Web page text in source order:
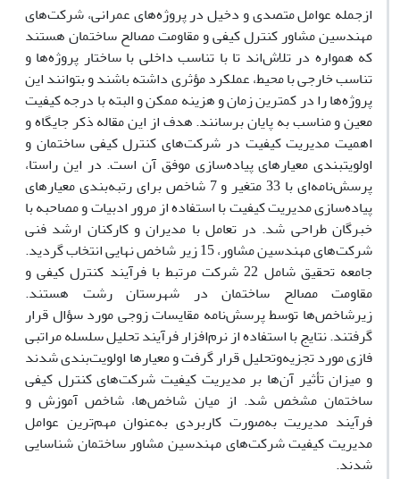
ازجمله عوامل متصدی و دخیل در پروژه‌های عمرانی، شرکت‌های
مهندسین مشاور کنترل کیفی و مقاومت مصالح ساختمان هستند
که همواره در تلاش‌اند تا با تناسب داخلی با ساختار پروژه‌ها و
تناسب خارجی با محیط، عملکرد مؤثری داشته باشند و بتوانند این
پروژه‌ها را در کمترین زمان و هزینه ممکن و البته با درجه کیفیت
معین و مناسب به پایان برسانند. هدف از این مقاله ذکر جایگاه و
اهمیت مدیریت کیفیت در شرکت‌های کنترل کیفی ساختمان و
اولویت­بندی معیارهای پیاده‌سازی موفق آن است. در این راستا،
پرسش‌نامه‌ای با 33 متغیر و 7 شاخص برای رتبه‌بندی معیارهای
پیاده‌سازی مدیریت کیفیت با استفاده از مرور ادبیات و مصاحبه با
خبرگان طراحی شد. در تعامل با مدیران و کارکنان ارشد فنی
شرکت‌های مهندسین مشاور، 15 زیر شاخص نهایی انتخاب گردید.
جامعه تحقیق شامل 22 شرکت مرتبط با فرآیند کنترل کیفی و
مقاومت مصالح ساختمان در شهرستان رشت هستند.
زیرشاخص‌ها توسط پرسش‌نامه مقایسات زوجی مورد سؤال قرار
گرفتند. نتایج با استفاده از نرم‌افزار فرآیند تحلیل سلسله مراتبی
فازی مورد تجزیه‌وتحلیل قرار گرفت و معیارها اولویت‌بندی شدند
و میزان تأثیر آن‌ها بر مدیریت کیفیت شرکت‌های کنترل کیفی
ساختمان مشخص شد. از میان شاخص‌ها، شاخص آموزش و
فرآیند مدیریت به‌صورت کاربردی به‌عنوان مهم‌ترین عوامل
مدیریت کیفیت شرکت‌های مهندسین مشاور ساختمان شناسایی
شدند.